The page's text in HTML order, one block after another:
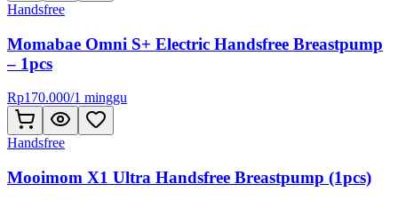
Handsfree
Momabae Omni S+ Electric Handsfree Breastpump
– 1pcs
Rp170.000/1 minggu
Handsfree
Mooimom X1 Ultra Handsfree Breastpump (1pcs)